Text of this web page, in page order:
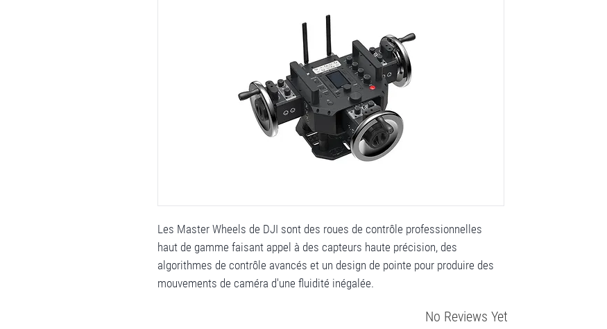
Les Master Wheels de DJI sont des roues de contrôle professionnelles
haut de gamme faisant appel à des capteurs haute précision, des
algorithmes de contrôle avancés et un design de pointe pour produire des
mouvements de caméra d'une fluidité inégalée.
No Reviews Yet